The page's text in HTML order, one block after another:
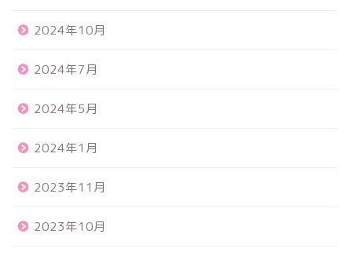
2024年10月
2024年7月
2024年5月
2024年1月
2023年11月
2023年10月